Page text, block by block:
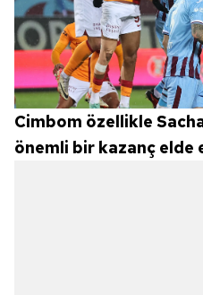
Cimbom özellikle
önemli bir kazanç elde